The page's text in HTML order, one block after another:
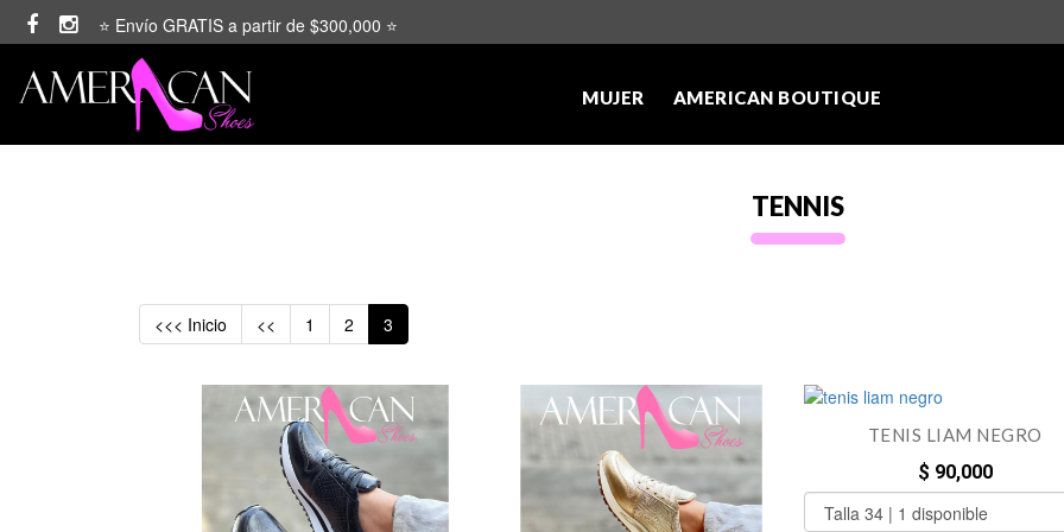
⭐ Envío GRATIS a partir de $300,000 ⭐
MUJER AMERICAN BOUTIQUE
TENNIS
<<< Inicio << 1 2 3
TENIS LIAM NEGRO
$ 90,000